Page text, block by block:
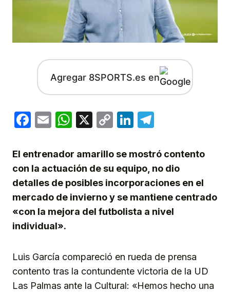
Agregar 8SPORTS.es en
Facebook
EmailWhatsApp
X
CopyLinkedIn
El entrenador amarillo se mostró contento
con la actuación de su equipo, no dio
detalles de posibles incorporaciones en el
mercado de invierno y se mantiene centrado
«con la mejora del futbolista a nivel
individual».
Luis García compareció en rueda de prensa
contento tras la contundente victoria de la UD
Las Palmas ante la Cultural: «Hemos hecho una